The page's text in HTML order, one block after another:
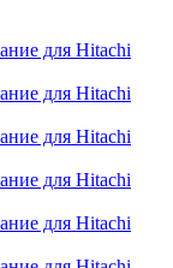
для Hitachi
для Hitachi
для Hitachi
для Hitachi
для Hitachi